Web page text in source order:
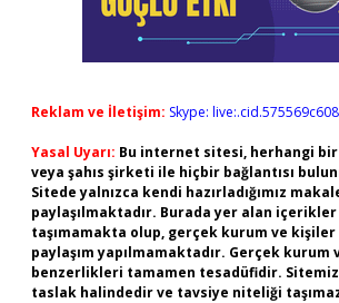
Reklam ve İletişim: Skype:
Yasal Uyarı: Bu internet sitesi, herhangi
veya şahıs şirketi ile hiçbir bağlantısı
Sitede yalnızca kendi hazırladığımız
paylaşılmaktadır. Burada yer alan
taşımamakta olup, gerçek kurum ve kişiler
paylaşım yapılmamaktadır. Gerçek
benzerlikleri tamamen tesadüfidir.
taslak halindedir ve tavsiye niteliği